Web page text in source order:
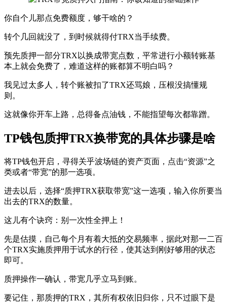
你自个儿那点免费额度，够干啥的？
转个几回就没了，到时候就得付TRX当手续费。
预先质押一部分TRX以换成带宽点数，平常进行小额转账基
本上就会免费了，难道这样的账都算不明白吗？
我见过太多人，转个账被扣了TRX还骂娘，压根没搞懂规
则。
这就像你开车上路，总得备点油钱，不能指望每次都靠蹭。
TP钱包质押TRX换带宽的具体步骤是啥
将TP钱包开启，寻得关乎波场链的资产页面，点击“资源”之
类或者“带宽”的那一选项。
进去以后，选择“质押TRX获取带宽”这一选项，输入你所要当
出去的TRX的数量。
这儿有个诀窍：别一次性全押上！
先是估摸，自己每个月有着大抵的交易频率，据此对那一二百
个TRX实施质押用于试水的行径，使其达到刚好够用的状态
即可。
质押操作一确认，带宽几乎立马到账。
要记住，那质押的TRX，其所有权依旧归你，只不过眼下是